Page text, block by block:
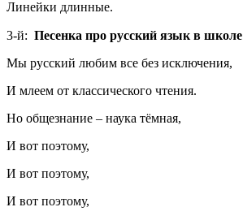
Линейки длинные.
3-й: Песенка про русский язык в школе
Мы русский любим все без исключения,
И млеем от классического чтения.
Но общезнание – наука тёмная,
И вот поэтому,
И вот поэтому,
И вот поэтому,